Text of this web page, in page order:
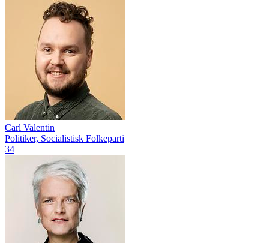
Carl Valentin
Politiker, Socialistisk Folkeparti
34